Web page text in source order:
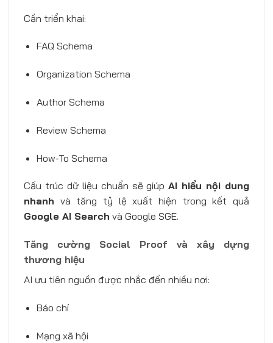
Cần triển khai:
FAQ Schema
Organization Schema
Author Schema
Review Schema
How-To Schema
Cấu trúc dữ liệu chuẩn sẽ giúpAI hiểu nội dung
nhanh và tăng tỷ lệ xuất hiện trong kết quả
Google AI Search và Google SGE.
Tăng cường Social Proof và xây dựng
thương hiệu
AI ưu tiên nguồn được nhắc đến nhiều nơi:
Báo chí
Mạng xã hội